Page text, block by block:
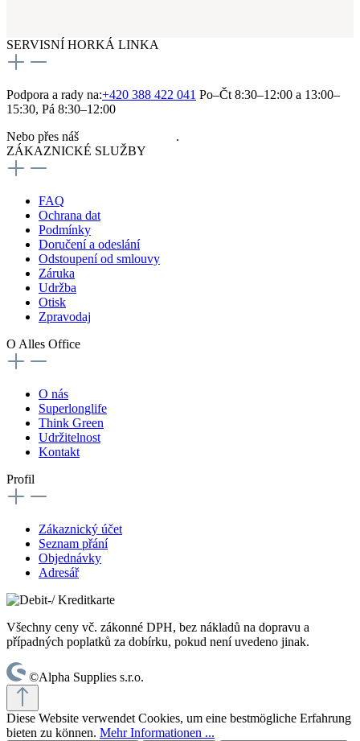
SERVISNÍ HORKÁ LINKA
Podpora a rady na:+420 388 422 041 Po–Čt 8:30–12:00 a 13:00–
15:30, Pá 8:30–12:00
Nebo přes náš
.
ZÁKAZNICKÉ SLUŽBY
FAQ
Ochrana dat
Podmínky
Doručení a odeslání
Odstoupení od smlouvy
Záruka
Udržba
Otisk
Zpravodaj
O Alles Office
O nás
Superlonglife
Think Green
Udržitelnost
Kontakt
Profil
Zákaznický účet
Seznam přání
Objednávky
Adresář
Všechny ceny vč. zákonné DPH, bez nákladů na dopravu a
případných poplatků za dobírku, pokud není uvedeno jinak.
©Alpha Supplies s.r.o.
Diese Website verwendet Cookies, um eine bestmögliche Erfahrung
bieten zu können. Mehr Informationen ...